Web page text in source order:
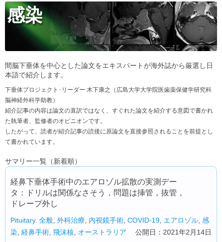
感染
間脳下垂体を中心とした論文をエキスパートが海外誌から厳選し日
本語で紹介します。
下垂体プロジェクト･リーダー 木下康之（広島大学大学院医歯薬保健学研究科
脳神経外科学助教）
紹介記事の内容は論文の直訳ではなく、すぐれた論文を紹介する意図で書かれ
た執筆者、監修者のオピニオンです。
したがって、読者が紹介記事の読後に原論文を直接参照されることを前提とし
て書かれています。
サマリー一覧（新着順）
経鼻下垂体手術中のエアロゾル拡散の実測デー
タ：ドリルは関係なさそう，問題は挿管，抜管，
ドレープ外し
Pituitary. 全般 外科治療 内視鏡手術 COVID-19 エアロゾル 感
染 経鼻手術 飛沫核 オーストラリア 公開日：2021年2月14日